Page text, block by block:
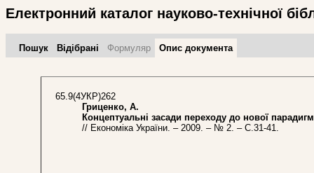
Електронний каталог науково-технічної
Пошук Відібрані Формуляр Опис документа
65.9(4УКР)262
Гриценко, А.
Концептуальні засади переходу до нової
// Економіка України. – 2009. – № 2. – С.31-41.